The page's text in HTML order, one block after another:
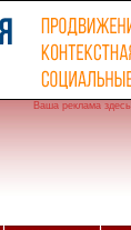
Ваша реклама здесь